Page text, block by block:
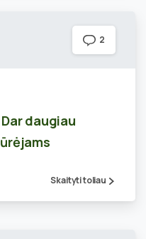
2
daugiau
Skaityti toliau